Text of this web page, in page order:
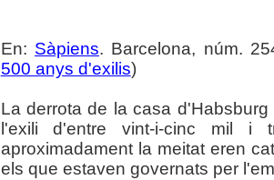
En: Sàpiens. Barcelona, núm.
500 anys d'exilis)
La derrota de la casa
l'exili d'entre vint-i-cinc mil i
aproximadament la meitat eren
els que estaven governats per